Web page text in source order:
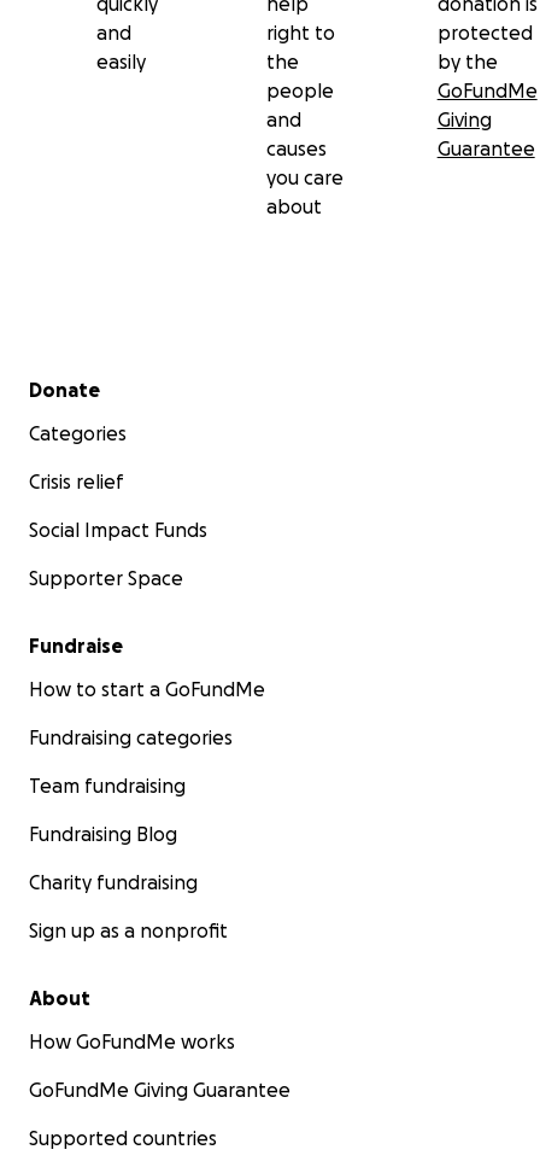
and
easily
right to
the
people
and
causes
you care
about
protected
by the
GoFundMe
Giving
Guarantee
Secondary menu
Donate
Categories
Crisis relief
Social Impact Funds
Supporter Space
Fundraise
How to start a GoFundMe
Fundraising categories
Team fundraising
Fundraising Blog
Charity fundraising
Sign up as a nonprofit
About
How GoFundMe works
GoFundMe Giving Guarantee
Supported countries